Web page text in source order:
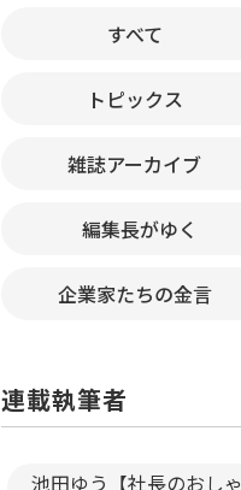
すべて
トピックス
雑誌アーカイブ
編集長がゆく
企業家たちの金言
連載執筆者
池田ゆう【社長のおしゃ